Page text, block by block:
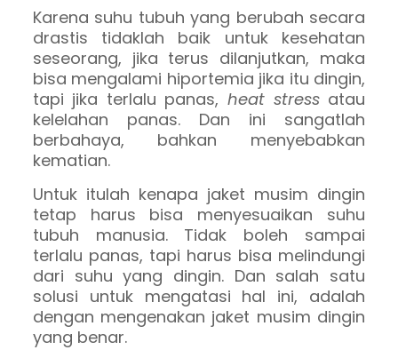
Karena suhu tubuh yang berubah secara
drastis tidaklah baik untuk kesehatan
seseorang, jika terus dilanjutkan, maka
bisa mengalami hiportemia jika itu dingin,
tapi jika terlalu panas,heat stress atau
kelelahan panas. Dan ini sangatlah
berbahaya, bahkan menyebabkan
kematian.
Untuk itulah kenapa jaket musim dingin
tetap harus bisa menyesuaikan suhu
tubuh manusia. Tidak boleh sampai
terlalu panas, tapi harus bisa melindungi
dari suhu yang dingin. Dan salah satu
solusi untuk mengatasi hal ini, adalah
dengan mengenakan jaket musim dingin
yang benar.